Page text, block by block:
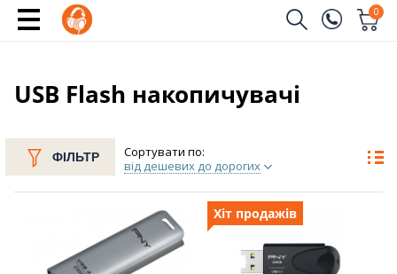
0
Телефон
Надіслати
USB Flash накопичувачі
ФІЛЬТР
Сортувати по:
від дешевих до дорогих
Хіт продажів